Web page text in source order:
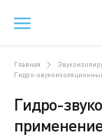
Главная
Гидро-
Гидро-